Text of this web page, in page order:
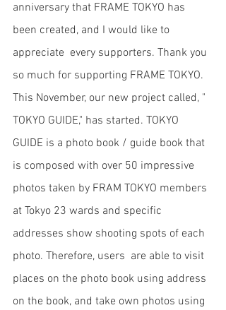
anniversary that FRAME TOKYO has
been created, and I would like to
appreciate  every supporters. Thank you
so much for supporting FRAME TOKYO.
This November, our new project called, "
TOKYO GUIDE," has started. TOKYO
GUIDE is a photo book / guide book that
is composed with over 50 impressive
photos taken by FRAM TOKYO members
at Tokyo 23 wards and specific
addresses show shooting spots of each
photo. Therefore, users  are able to visit
places on the photo book using address
on the book, and take own photos using